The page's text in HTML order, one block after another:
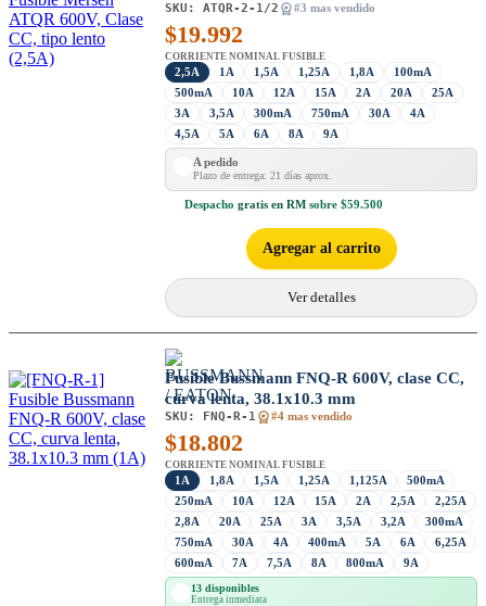
SKU: ATQR-2-1/2 #3 mas vendido
$19.992
CORRIENTE NOMINAL FUSIBLE
2,5A 1A 1,5A 1,25A 1,8A
100mA
500mA
10A 12A 15A 2A 20A
25A
3A
3,5A 300mA 750mA 30A
4A
4,5A
5A 6A 8A 9A
A pedido
Plazo de entrega: 21 días aprox.
Despacho gratis en RM sobre $59.500
Agregar al carrito
Ver detalles
Fusible Bussmann FNQ-R 600V, clase CC,
curva lenta, 38.1x10.3 mm
SKU: FNQ-R-1 #4 mas vendido
$18.802
CORRIENTE NOMINAL FUSIBLE
1A 1,8A 1,5A 1,25A 1,125A
500mA
250mA
10A 12A 15A 2A 2,5A
2,25A
2,8A
20A 25A 3A 3,5A 3,2A
300mA
750mA
30A 4A 400mA 5A 6A
6,25A
600mA
7A 7,5A 8A 800mA 9A
13 disponibles
Entrega inmediata